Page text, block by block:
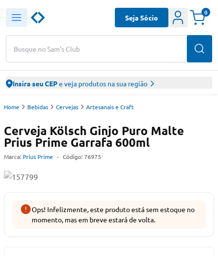
Busque no Sam's Club
Seja Sócio
0
Insira seu CEPe veja produtos na sua região
Home Bebidas Cervejas Artesanais e Craft
Cerveja Kölsch Ginjo Puro Malte
Prius Prime Garrafa 600ml
Marca: Prius Prime - Código: 76975
Ops! Infelizmente, este produto está sem estoque no
momento, mas em breve estará de volta.